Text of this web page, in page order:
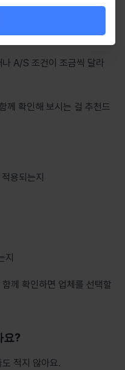
A/S 조건이 조금씩 달라
께 확인해 보시는 걸 추천드
용되는지
지
께 확인하면 업체를 선택할
요?
적지 않아요.